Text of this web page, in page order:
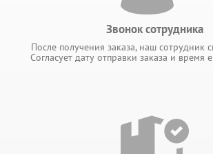
Звонок сотрудника
После получения заказа, наш сотрудник
Согласует дату отправки заказа и время